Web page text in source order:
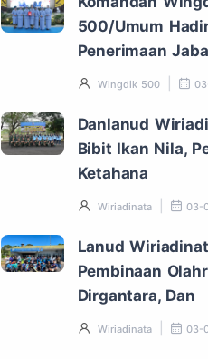
500/Umum
Penerimaan
Wingdik 500
Danlanud
Bibit Ikan Nila,
Ketahana
Wiriadinata 03-
Lanud
Pembinaan
Dirgantara, Dan
Wiriadinata 03-